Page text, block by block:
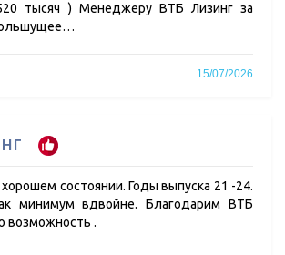
тысяч ) Менеджеру ВТБ Лизинг за
15/07/2026
состоянии. Годы выпуска 21 -24.
минимум вдвойне. Благодарим ВТБ
возможность .